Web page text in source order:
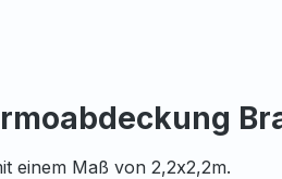
einem Maß von 2,2x2,2m.